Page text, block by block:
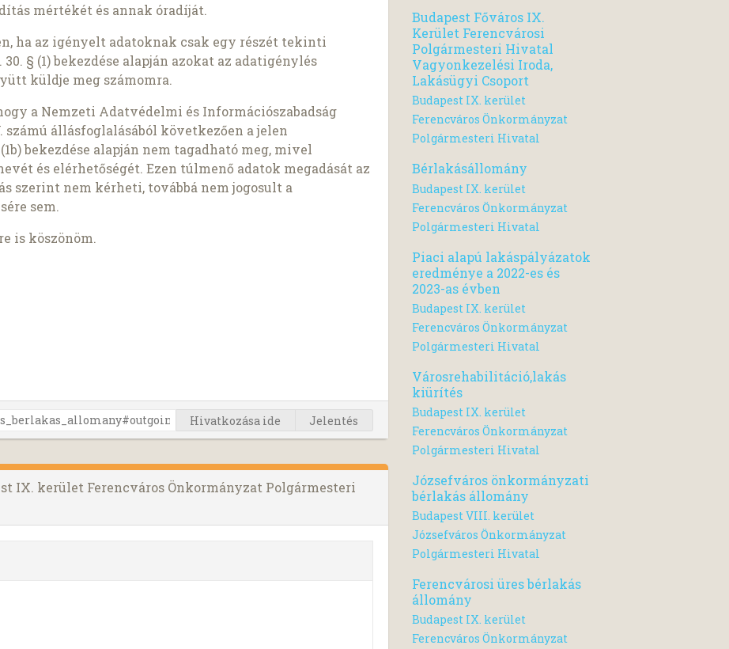
mértékét és annak óradíját.
ha az igényelt adatoknak csak egy részét tekinti
§ (1) bekezdése alapján azokat az adatigénylés
küldje meg számomra.
a Nemzeti Adatvédelmi és Információszabadság
számú állásfoglalásából következően a jelen
bekezdése alapján nem tagadható meg, mivel
és elérhetőségét. Ezen túlmenő adatok megadását az
szerint nem kérheti, továbbá nem jogosult a
sem.
is köszönöm.
Hivatkozása ide Jelentés
IX. kerület Ferencváros Önkormányzat Polgármesteri
Budapest Főváros IX.
Kerület Ferencvárosi
Polgármesteri Hivatal
Vagyonkezelési Iroda,
Lakásügyi Csoport
Budapest IX. kerület
Ferencváros Önkormányzat
Polgármesteri Hivatal
Bérlakásállomány
Budapest IX. kerület
Ferencváros Önkormányzat
Polgármesteri Hivatal
Piaci alapú lakáspályázatok
eredménye a 2022-es és
2023-as évben
Budapest IX. kerület
Ferencváros Önkormányzat
Polgármesteri Hivatal
Városrehabilitáció,lakás
kiürítés
Budapest IX. kerület
Ferencváros Önkormányzat
Polgármesteri Hivatal
Józsefváros önkormányzati
bérlakás állomány
Budapest VIII. kerület
Józsefváros Önkormányzat
Polgármesteri Hivatal
Ferencvárosi üres bérlakás
állomány
Budapest IX. kerület
Ferencváros Önkormányzat